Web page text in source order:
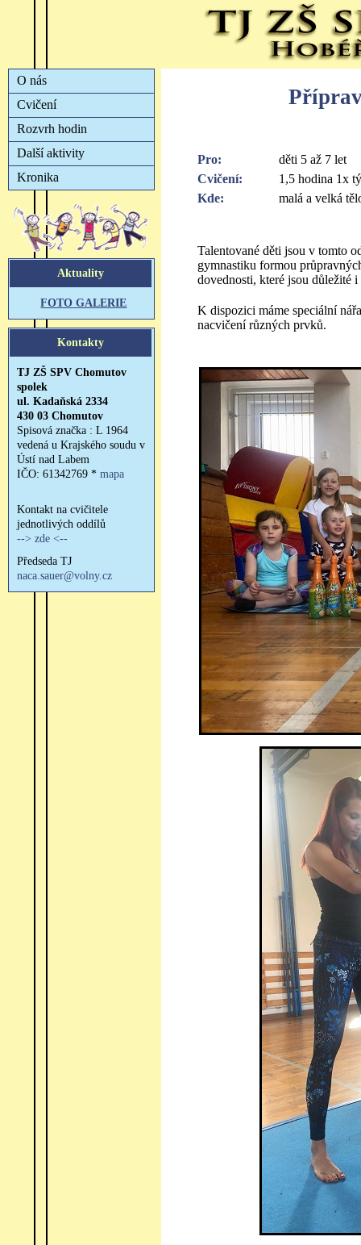
Pro:
děti 5 až 7 let
Cvičení:
1,5 hodina 1x
Kde:
malá a velká
Talentované děti jsou v tomto
gymnastiku formou
dovednosti, které jsou důležité
K dispozici máme speciální
nacvičení různých prvků.